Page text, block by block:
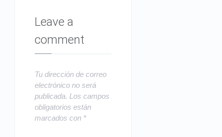
Leave a
comment
Tu dirección de correo
electrónico no será
publicada. Los campos
obligatorios están
marcados con *